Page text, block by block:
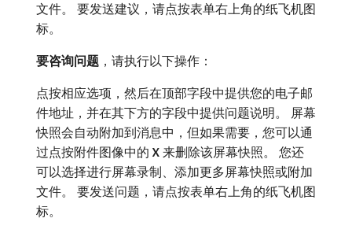
文件。 要发送建议，请点按表单右上角的纸飞机图
标。
要咨询问题 ，请执行以下操作：
点按相应选项，然后在顶部字段中提供您的电子邮
件地址，并在其下方的字段中提供问题说明。 屏幕
快照会自动附加到消息中，但如果需要，您可以通
过点按附件图像中的 X 来删除该屏幕快照。 您还
可以选择进行屏幕录制、添加更多屏幕快照或附加
文件。 要发送问题，请点按表单右上角的纸飞机图
标。